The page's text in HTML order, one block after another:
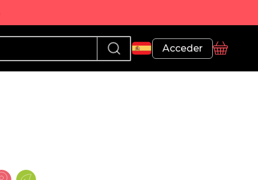
Acceder
Perfil
Cesta